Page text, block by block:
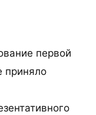
первой
приняло